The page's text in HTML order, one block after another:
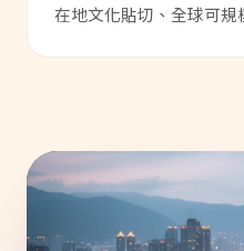
在地文化貼切、全球可規